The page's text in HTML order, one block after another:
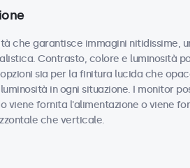
che garantisce immagini nitidissime,
Contrasto, colore e luminosità
sia per la finitura lucida che
in ogni situazione. I monitor
fornita l'alimentazione o viene
che verticale.